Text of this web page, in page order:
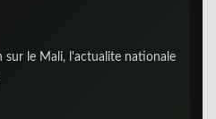
le Mali, l'actualite nationale